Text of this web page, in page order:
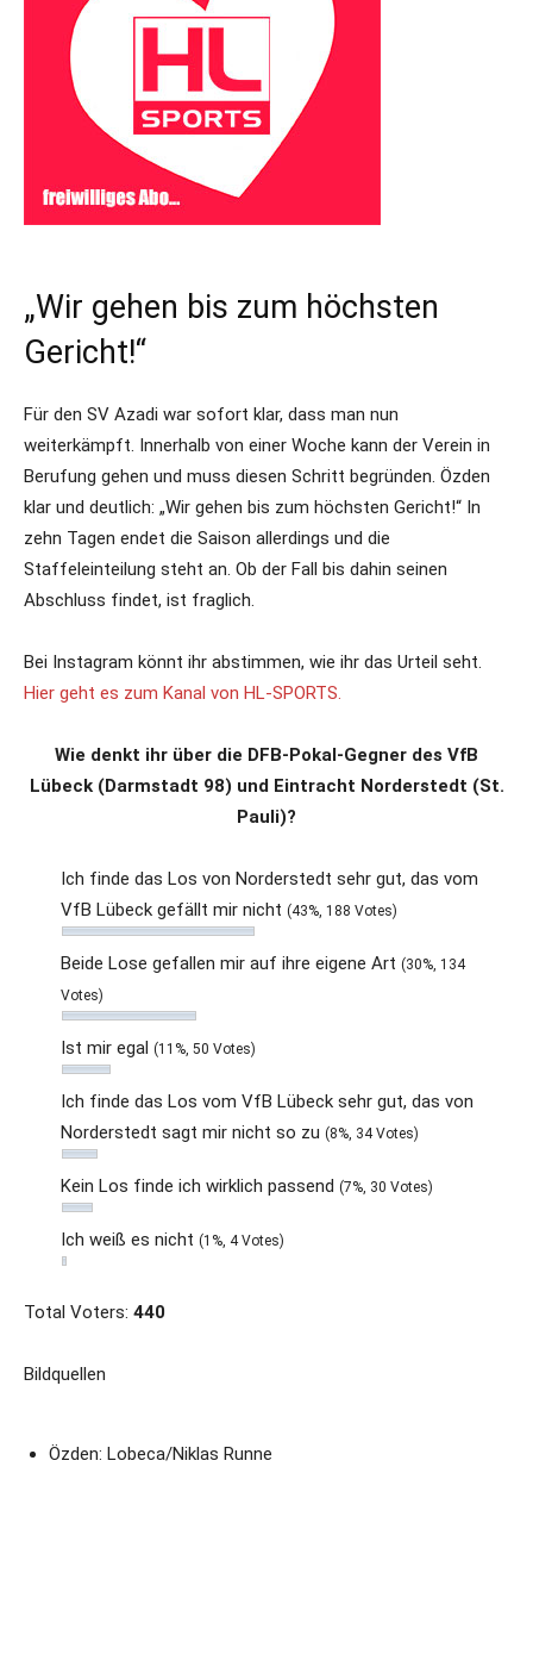
„Wir gehen bis zum höchsten
Gericht!“
Für den SV Azadi war sofort klar, dass man nun
weiterkämpft. Innerhalb von einer Woche kann der Verein in
Berufung gehen und muss diesen Schritt begründen. Özden
klar und deutlich: „Wir gehen bis zum höchsten Gericht!“ In
zehn Tagen endet die Saison allerdings und die
Staffeleinteilung steht an. Ob der Fall bis dahin seinen
Abschluss findet, ist fraglich.
Bei Instagram könnt ihr abstimmen, wie ihr das Urteil seht.
Hier geht es zum Kanal von HL-SPORTS.
Wie denkt ihr über die DFB-Pokal-Gegner des VfB
Lübeck (Darmstadt 98) und Eintracht Norderstedt (St.
Pauli)?
Ich finde das Los von Norderstedt sehr gut, das vom
VfB Lübeck gefällt mir nicht (43%, 188 Votes)
Beide Lose gefallen mir auf ihre eigene Art (30%, 134
Votes)
Ist mir egal (11%, 50 Votes)
Ich finde das Los vom VfB Lübeck sehr gut, das von
Norderstedt sagt mir nicht so zu (8%, 34 Votes)
Kein Los finde ich wirklich passend (7%, 30 Votes)
Ich weiß es nicht (1%, 4 Votes)
Total Voters: 440
Bildquellen
Özden: Lobeca/Niklas Runne